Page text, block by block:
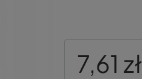
7,61 zł